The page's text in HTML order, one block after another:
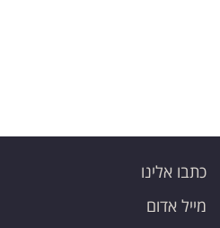
פרסמו
באייס
כתבו אלינו
מייל אדום